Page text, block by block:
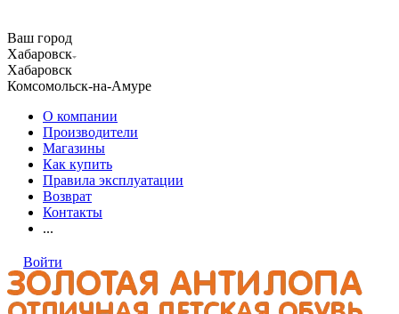
Ваш город
Хабаровск
Хабаровск
Комсомольск-на-Амуре
О компании
Производители
Магазины
Как купить
Правила эксплуатации
Возврат
Контакты
...
Войти